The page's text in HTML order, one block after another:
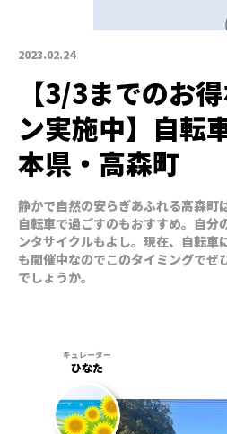
2023.02.24
【3/3までのお
ン実施中】自転
本県・高森町
静かで自然の安らぎあふれる高森町
自転車で過ごすのもおすすめ。自分
ンタサイクルもよし。現在、自転車
も開催中なのでこのタイミングでぜ
でしょうか。
ひなた